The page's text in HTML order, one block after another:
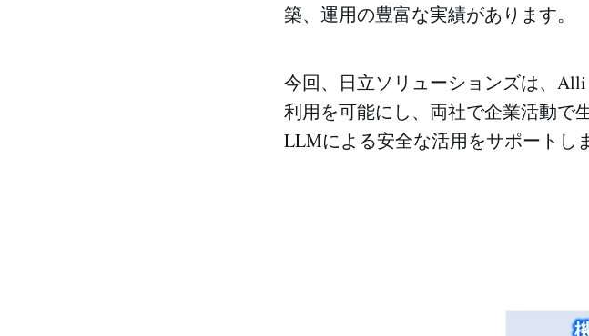
築、運用の豊富な実績があります。
今回、日立ソリューションズは、
利用を可能にし、両社で企業活動で
LLMによる安全な活用をサポートし